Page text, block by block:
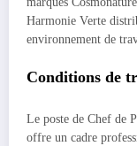
Harmonie Verte
environnement de
Conditions de
Le poste de Chef de
offre un cadre